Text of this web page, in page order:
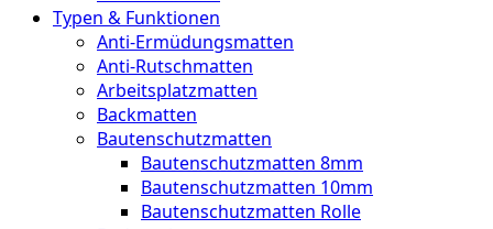
Typen & Funktionen
Anti-Ermüdungsmatten
Anti-Rutschmatten
Arbeitsplatzmatten
Backmatten
Bautenschutzmatten
Bautenschutzmatten 8mm
Bautenschutzmatten 10mm
Bautenschutzmatten Rolle